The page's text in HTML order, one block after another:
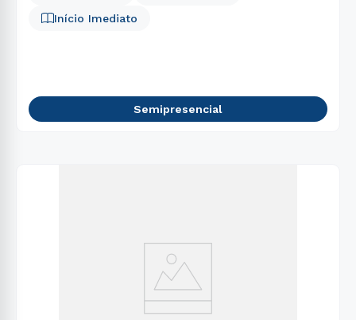
Início Imediato
Semipresencial